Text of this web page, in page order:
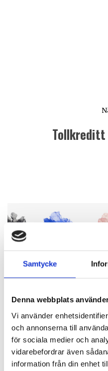
Samtycke
Denna webbplats
Vi använder
och annonserna till
för sociala medier och
vidarebefordrar även
information från din enhet
Nästa
Tollkreditt